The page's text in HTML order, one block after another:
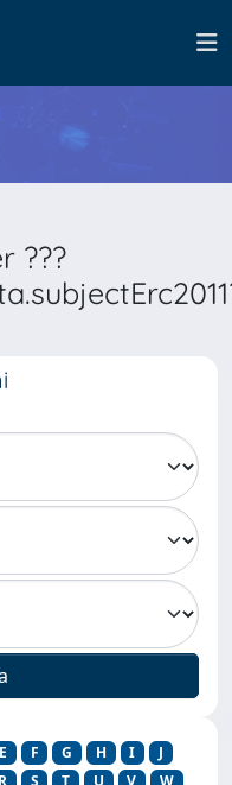
???
E F G H I
J